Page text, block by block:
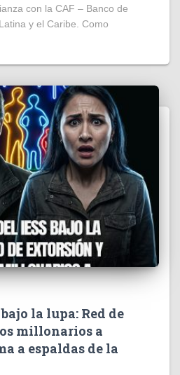
con la CAF – Banco de
y el Caribe. Como
la lupa: Red de
millonarios a
a espaldas de la